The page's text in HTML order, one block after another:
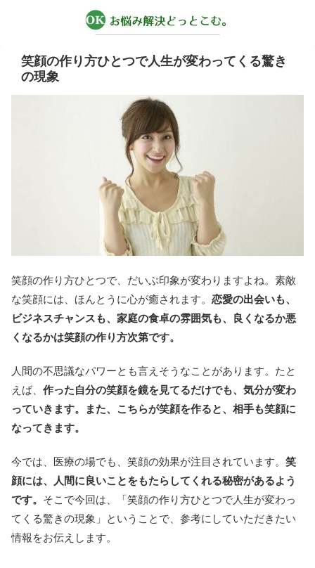
笑顔の作り方ひとつで人生が変わってくる驚き
の現象
笑顔の作り方ひとつで、だいぶ印象が変わりますよね。素敵
な笑顔には、ほんとうに心が癒されます。 恋愛の出会いも、
ビジネスチャンスも、家庭の食卓の雰囲気も、良くなるか悪
くなるかは笑顔の作り方次第です。
人間の不思議なパワーとも言えそうなことがあります。たと
えば、 作った自分の笑顔を鏡を見てるだけでも、気分が変わ
っていきます。また、こちらが笑顔を作ると、相手も笑顔に
なってきます。
今では、医療の場でも、笑顔の効果が注目されています。 笑
顔には、人間に良いことをもたらしてくれる秘密があるよう
です。 そこで今回は、「笑顔の作り方ひとつで人生が変わっ
てくる驚きの現象」ということで、参考にしていただきたい
情報をお伝えします。